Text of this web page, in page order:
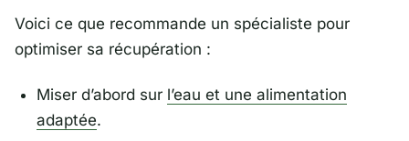
Voici ce que recommande un spécialiste pour
optimiser sa récupération :
Miser d’abord sur l’eau et une alimentation
adaptée.